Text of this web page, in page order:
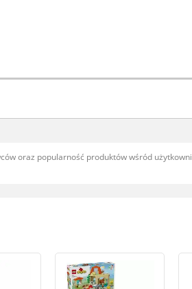
oraz popularność produktów wśród